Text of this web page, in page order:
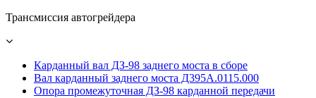
Трансмиссия автогрейдера
Карданный вал ДЗ-98 заднего моста в сборе
Вал карданный заднего моста Д395А.0115.000
Опора промежуточная ДЗ-98 карданной передачи